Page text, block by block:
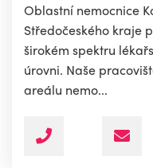
Oblastní nemocnice
Středočeského kraje
širokém spektru
úrovni. Naše
areálu nemo...